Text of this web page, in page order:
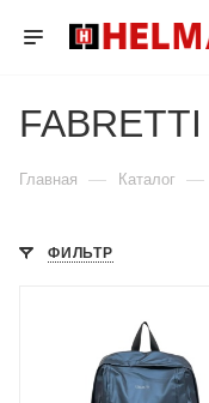
FABRETTI
Главная — Каталог —
ФИЛЬТР